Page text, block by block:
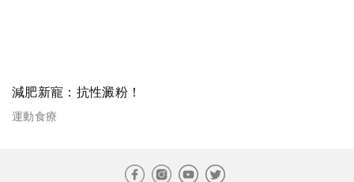
減肥新寵：抗性澱粉！
運動食療